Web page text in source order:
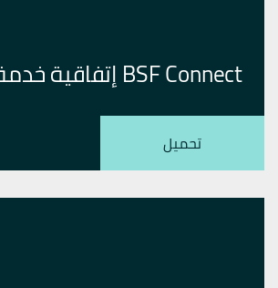
BSF Connect إتفاقية خدمة
تحميل